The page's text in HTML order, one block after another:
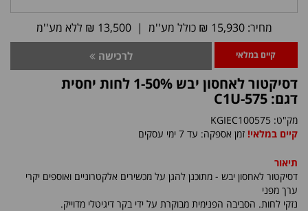
מחיר: 15,930 ₪ כולל מע''מ | 13,500 ₪ ללא מע''מ
לרכישה קיים במלאי
דסיקטור לאחסון יבש 1-50% לחות יחסית
דגם: C1U-575
מק"ט: KGIEC100575
קיים במלאי! זמן אספקה: עד 7 ימי עסקים
תיאור
דסיקטור לאחסון יבש - מתוכנן להגן על מכשירים אלקטרוניים ואוספים יקרי
ערך מפני
נזקי לחות. הסביבה הפנימית מבוקרת על ידי בקר דיגיטלי מדוייק.